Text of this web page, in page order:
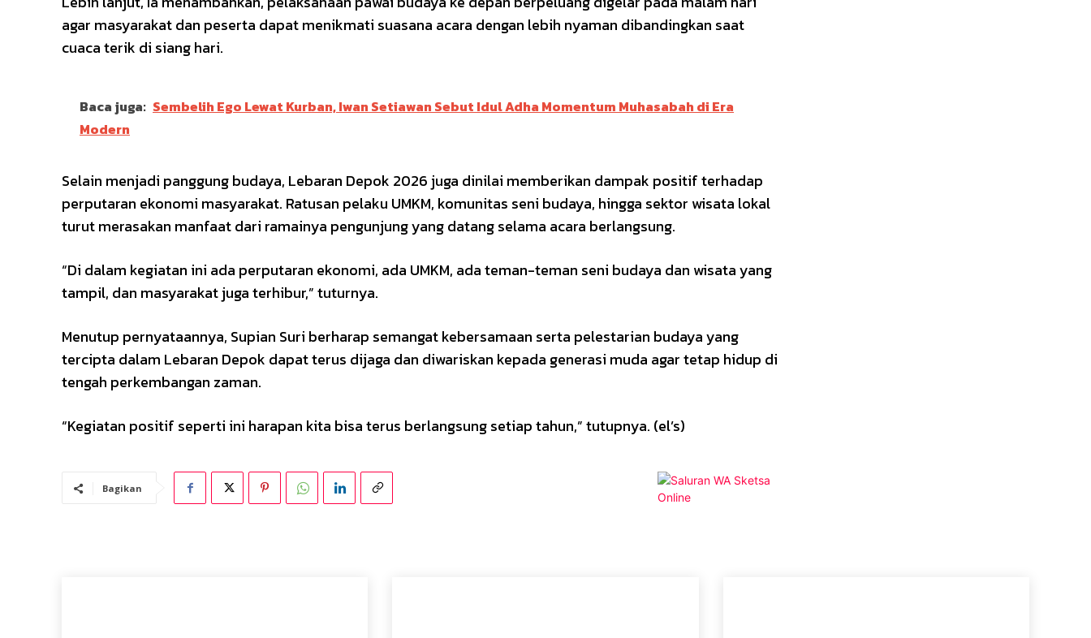
agar masyarakat dan peserta dapat menikmati suasana acara dengan lebih nyaman dibandingkan saat
cuaca terik di siang hari.
Baca juga: Sembelih Ego Lewat Kurban, Iwan Setiawan Sebut Idul Adha Momentum Muhasabah di Era
Modern
Selain menjadi panggung budaya, Lebaran Depok 2026 juga dinilai memberikan dampak positif terhadap
perputaran ekonomi masyarakat. Ratusan pelaku UMKM, komunitas seni budaya, hingga sektor wisata lokal
turut merasakan manfaat dari ramainya pengunjung yang datang selama acara berlangsung.
“Di dalam kegiatan ini ada perputaran ekonomi, ada UMKM, ada teman-teman seni budaya dan wisata yang
tampil, dan masyarakat juga terhibur,” tuturnya.
Menutup pernyataannya, Supian Suri berharap semangat kebersamaan serta pelestarian budaya yang
tercipta dalam Lebaran Depok dapat terus dijaga dan diwariskan kepada generasi muda agar tetap hidup di
tengah perkembangan zaman.
“Kegiatan positif seperti ini harapan kita bisa terus berlangsung setiap tahun,” tutupnya. (el’s)
Bagikan